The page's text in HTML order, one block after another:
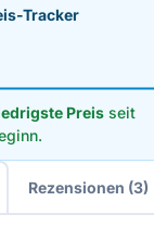
Tracker
Preis seit
Rezensionen (3)